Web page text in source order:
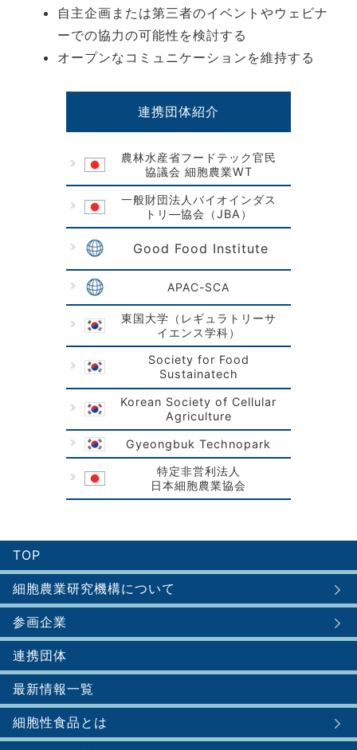
自主企画または第三者のイベントやウェビナ
ーでの協力の可能性を検討する
オープンなコミュニケーションを維持する
連携団体紹介
農林水産省フードテック官民
協議会 細胞農業WT
一般財団法人バイオインダス
トリ―協会（JBA）
Good Food Institute
APAC-SCA
東国大学（レギュラトリーサ
イエンス学科）
Society for Food
Sustainatech
Korean Society of Cellular
Agriculture
Gyeongbuk Technopark
特定非営利法人
日本細胞農業協会
TOP
細胞農業研究機構について
参画企業
連携団体
最新情報一覧
細胞性食品とは